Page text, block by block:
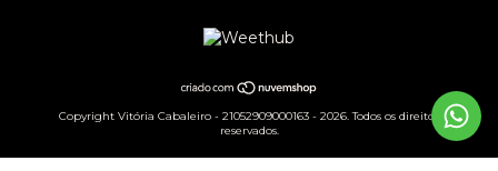
Copyright Vitória Cabaleiro - 21052909000163 - 2026. Todos os direitos
reservados.